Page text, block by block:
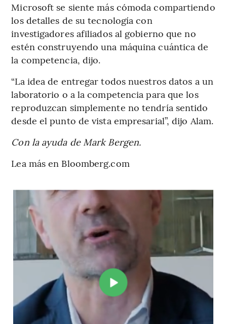
Microsoft se siente más cómoda compartiendo
los detalles de su tecnología con
investigadores afiliados al gobierno que no
estén construyendo una máquina cuántica de
la competencia, dijo.
“La idea de entregar todos nuestros datos a un
laboratorio o a la competencia para que los
reproduzcan simplemente no tendría sentido
desde el punto de vista empresarial”, dijo Alam.
Con la ayuda de Mark Bergen.
Lea más en Bloomberg.com